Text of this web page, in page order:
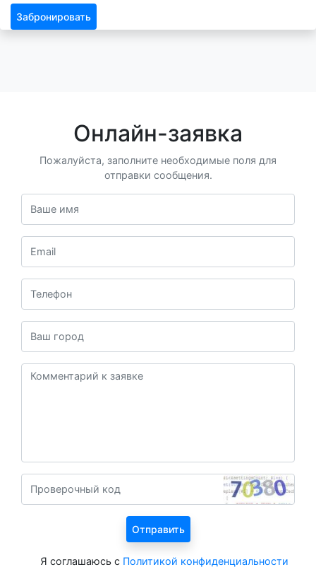
Забронировать
Онлайн-заявка
Пожалуйста, заполните необходимые поля для
отправки сообщения.
Я соглашаюсь с Политикой конфиденциальности